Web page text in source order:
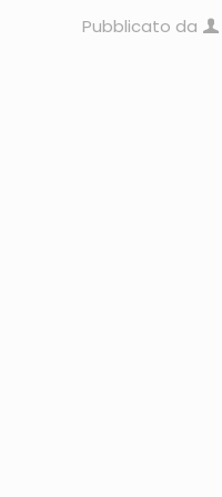
Pubblicato da